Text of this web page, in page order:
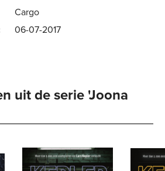
Cargo
06-07-2017
uit de serie 'Joona